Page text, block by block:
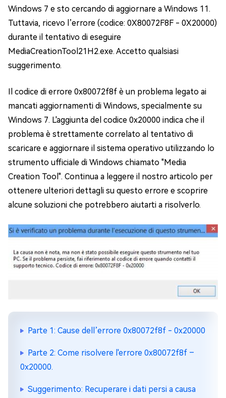
Windows 7 e sto cercando di aggiornare a Windows 11.
Tuttavia, ricevo l’errore (codice: 0X80072F8F - 0X20000)
durante il tentativo di eseguire
MediaCreationTool21H2.exe. Accetto qualsiasi
suggerimento.
Il codice di errore 0x80072f8f è un problema legato ai
mancati aggiornamenti di Windows, specialmente su
Windows 7. L'aggiunta del codice 0x20000 indica che il
problema è strettamente correlato al tentativo di
scaricare e aggiornare il sistema operativo utilizzando lo
strumento ufficiale di Windows chiamato "Media
Creation Tool". Continua a leggere il nostro articolo per
ottenere ulteriori dettagli su questo errore e scoprire
alcune soluzioni che potrebbero aiutarti a risolverlo.
Parte 1: Cause dell’errore 0x80072f8f - 0x20000
Parte 2: Come risolvere l'errore 0x80072f8f –
0x20000.
Suggerimento: Recuperare i dati persi a causa